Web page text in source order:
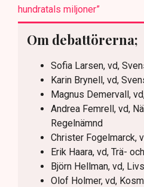
hundratals miljoner”
Om debattörerna;
Sofia Larsen, vd,
Karin Brynell, vd,
Magnus Demervall,
Andrea Femrell, vd,
Regelnämnd
Christer Fogelmarck,
Erik Haara, vd, Trä-
Björn Hellman, vd,
Olof Holmer, vd,